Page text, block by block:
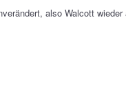
also Walcott